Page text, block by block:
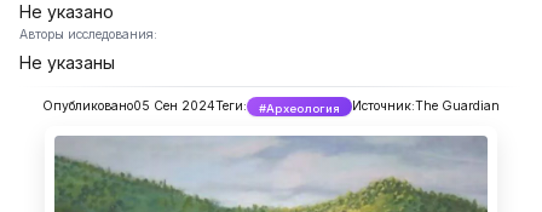
Не указано
Авторы исследования:
Не указаны
Опубликовано05 Сен 2024Теги: #Археология Источник:The Guardian